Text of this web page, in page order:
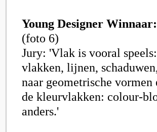
Young Designer
(foto 6)
Jury: 'Vlak is vooral
vlakken, lijnen,
naar geometrische
de kleurvlakken: colour-
anders.'